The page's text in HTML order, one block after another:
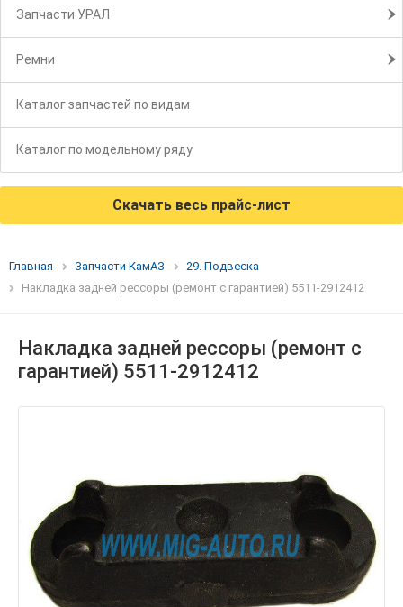
Запчасти УРАЛ
Ремни
Каталог запчастей по видам
Каталог по модельному ряду
Скачать весь прайс-лист
Главная Запчасти КамАЗ
29. Подвеска
Накладка задней рессоры (ремонт с гарантией) 5511-2912412
Накладка задней рессоры (ремонт с
гарантией) 5511-2912412